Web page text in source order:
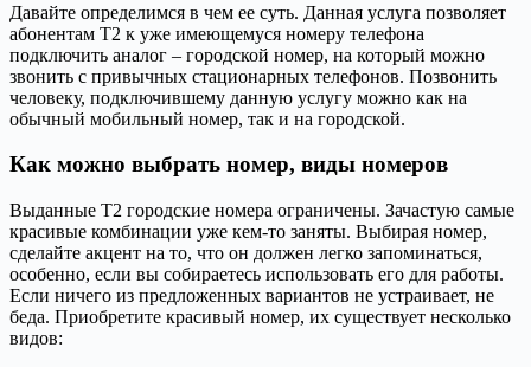
Давайте определимся в чем ее суть. Данная услуга позволяет
абонентам Т2 к уже имеющемуся номеру телефона
подключить аналог – городской номер, на который можно
звонить с привычных стационарных телефонов. Позвонить
человеку, подключившему данную услугу можно как на
обычный мобильный номер, так и на городской.
Как можно выбрать номер, виды номеров
Выданные Т2 городские номера ограничены. Зачастую самые
красивые комбинации уже кем-то заняты. Выбирая номер,
сделайте акцент на то, что он должен легко запоминаться,
особенно, если вы собираетесь использовать его для работы.
Если ничего из предложенных вариантов не устраивает, не
беда. Приобретите красивый номер, их существует несколько
видов: